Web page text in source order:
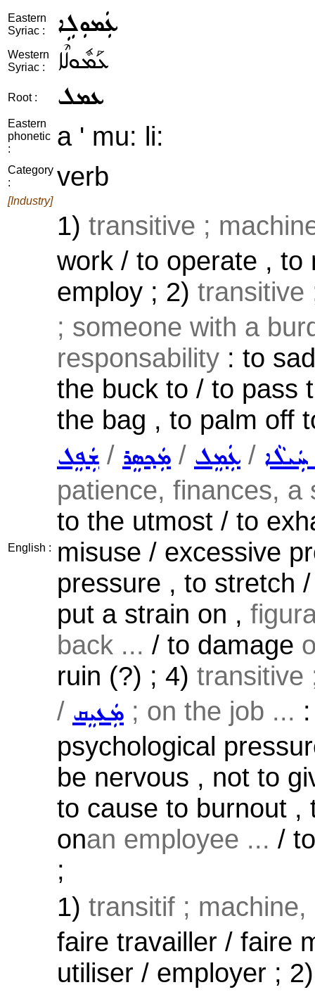
Eastern
Syriac :
ܥܲܡܘܼܠܹܐ
Western
Syriac :
ܥܰܡܽܘܠܶܐ
Root : ܥܡܠ
Eastern
phonetic
:
a ' mu: li:
Category
:
verb
[Industry]
English :
1) transitive ;
work / to operate , to
employ ; 2)
; someone with a
responsability : to
the buck to / to pass
the bag , to palm off
ܫܲܦܸܠ / ܡܲܟ݂ܣܸܪ / ܥܲܡܸܠ /
patience, finances, a
to the utmost / to
misuse / excessive
pressure , to stretch
put a strain on ,
back ... / to damage
ruin (?) ; 4)
/ ܡܲܥܝܸܩ ; on the job ...
psychological
be nervous , not to
to cause to burnout ,
onan employee ... /
;
1) transitif ;
faire travailler / faire
utiliser / employer ;